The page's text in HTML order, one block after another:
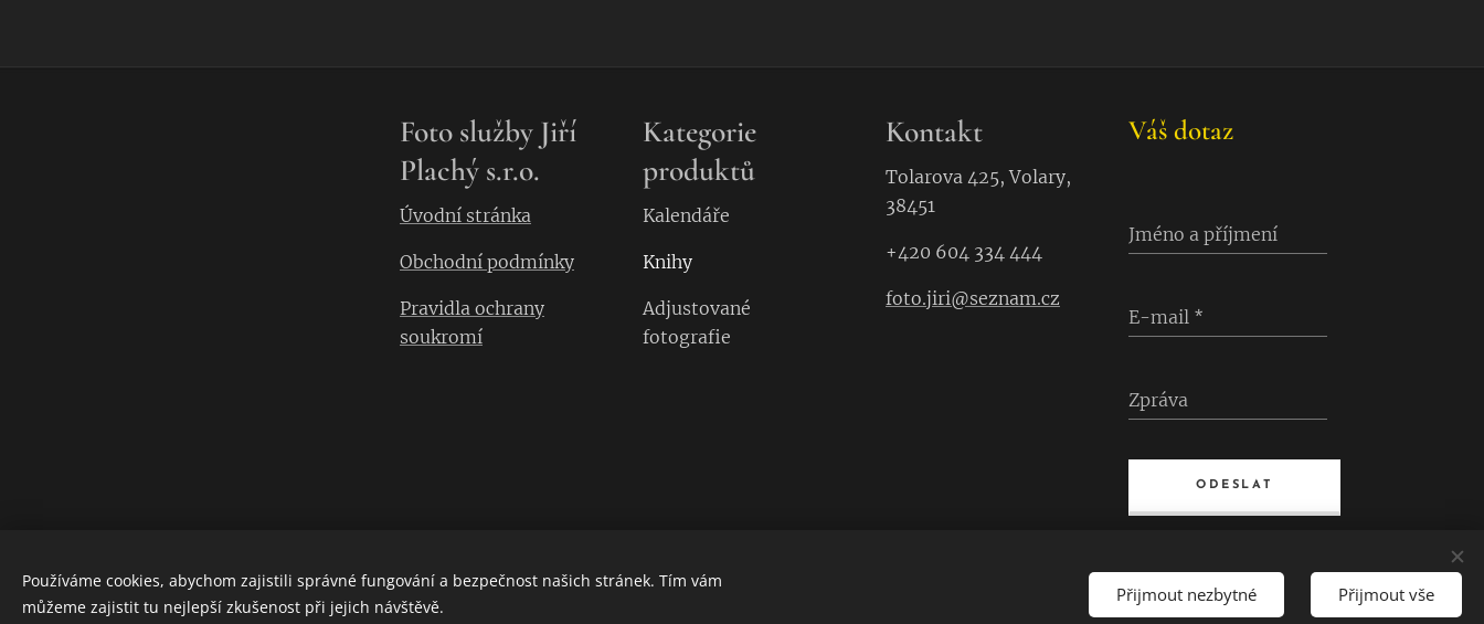
Foto služby Jiří
Plachý s.r.o.
Úvodní stránka
Obchodní podmínky
Pravidla ochrany
soukromí
Kategorie
produktů
Kalendáře
Knihy
Adjustované
fotografie
Kontakt
Tolarova 425, Volary,
38451
+420 604 334 444
foto.jiri@seznam.cz
Váš dotaz
Jméno a příjmení
E-mail
Zpráva
ODESLAT
Používáme cookies, abychom zajistili správné fungování a bezpečnost našich stránek. Tím vám
můžeme zajistit tu nejlepší zkušenost při jejich návštěvě.
Přijmout nezbytné Přijmout vše